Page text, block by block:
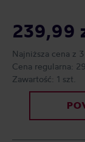
239,99
Najniższa cena z
Cena regularna:
Zawartość: 1 szt.